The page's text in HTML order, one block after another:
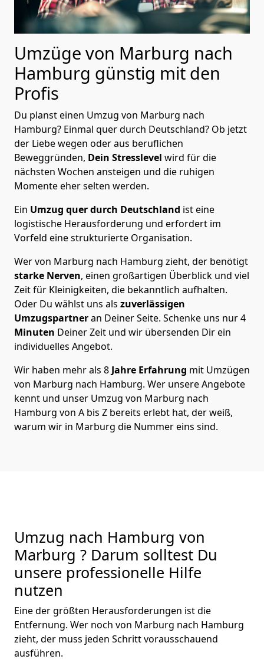
Umzüge von Marburg nach
Hamburg günstig mit den
Profis
Du planst einen Umzug von Marburg nach
Hamburg? Einmal quer durch Deutschland? Ob jetzt
der Liebe wegen oder aus beruflichen
Beweggründen, Dein Stresslevel wird für die
nächsten Wochen ansteigen und die ruhigen
Momente eher selten werden.
Ein Umzug quer durch Deutschland ist eine
logistische Herausforderung und erfordert im
Vorfeld eine strukturierte Organisation.
Wer von Marburg nach Hamburg zieht, der benötigt
starke Nerven, einen großartigen Überblick und viel
Zeit für Kleinigkeiten, die bekanntlich aufhalten.
Oder Du wählst uns als zuverlässigen
Umzugspartneran Deiner Seite. Schenke uns nur4
Minuten Deiner Zeit und wir übersenden Dir ein
individuelles Angebot.
Wir haben mehr als 8 Jahre Erfahrung mit Umzügen
von Marburg nach Hamburg. Wer unsere Angebote
kennt und unser Umzug von Marburg nach
Hamburg von A bis Z bereits erlebt hat, der weiß,
warum wir in Marburg die Nummer eins sind.
Umzug nach Hamburg von
Marburg ? Darum solltest Du
unsere professionelle Hilfe
nutzen
Eine der größten Herausforderungen ist die
Entfernung. Wer noch von Marburg nach Hamburg
zieht, der muss jeden Schritt vorausschauend
ausführen.